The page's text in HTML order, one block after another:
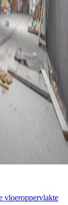
vloeroppervlakte